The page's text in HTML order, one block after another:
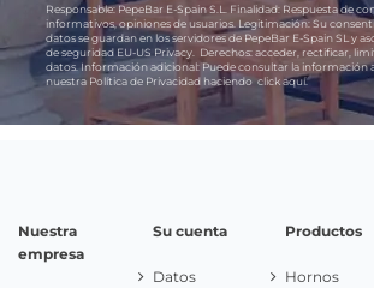
Responsable:PepeBar E-Spain S.L. Finalidad: Respuesta de
informativos, opiniones de usuarios. Legitimación: Su
datos se guardan en los servidores de PepeBar E-Spain SL y
de seguridad EU-US Privacy.
Derechos: acceder, rectificar,
datos.Información adicional:Puede consultar la información
nuestra Política de Privacidad haciendoclick aquí.
Nuestra
empresa
Su cuenta
Datos
Productos
Hornos